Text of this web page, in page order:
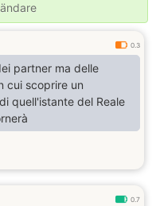
0.3
partner ma delle
cui scoprire un
quell'istante del Reale
0.7